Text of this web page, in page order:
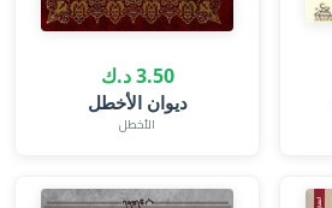
3.50 د.ك
ديوان الأخطل
الأخطل